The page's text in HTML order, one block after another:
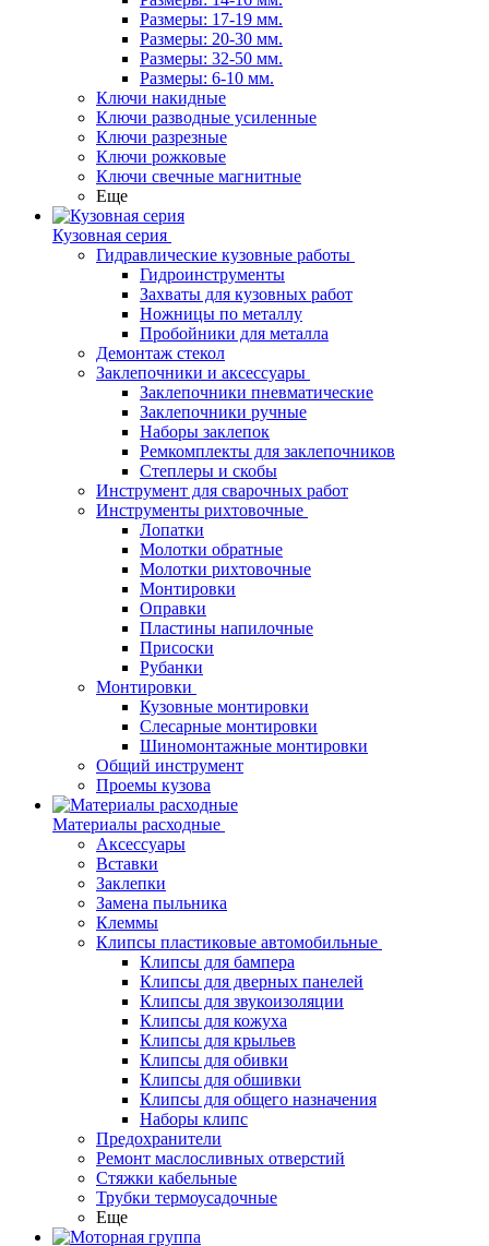
Размеры: 17-19 мм.
Размеры: 20-30 мм.
Размеры: 32-50 мм.
Размеры: 6-10 мм.
Ключи накидные
Ключи разводные усиленные
Ключи разрезные
Ключи рожковые
Ключи свечные магнитные
Еще
Кузовная серия
Гидравлические кузовные работы
Гидроинструменты
Захваты для кузовных работ
Ножницы по металлу
Пробойники для металла
Демонтаж стекол
Заклепочники и аксессуары
Заклепочники пневматические
Заклепочники ручные
Наборы заклепок
Ремкомплекты для заклепочников
Степлеры и скобы
Инструмент для сварочных работ
Инструменты рихтовочные
Лопатки
Молотки обратные
Молотки рихтовочные
Монтировки
Оправки
Пластины напилочные
Присоски
Рубанки
Монтировки
Кузовные монтировки
Слесарные монтировки
Шиномонтажные монтировки
Общий инструмент
Проемы кузова
Материалы расходные
Аксессуары
Вставки
Заклепки
Замена пыльника
Клеммы
Клипсы пластиковые автомобильные
Клипсы для бампера
Клипсы для дверных панелей
Клипсы для звукоизоляции
Клипсы для кожуха
Клипсы для крыльев
Клипсы для обивки
Клипсы для обшивки
Клипсы для общего назначения
Наборы клипс
Предохранители
Ремонт маслосливных отверстий
Стяжки кабельные
Трубки термоусадочные
Еще